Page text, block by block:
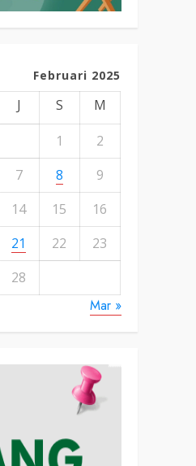
Februari 2025
J S
M
1
2
7 8
9
14 15
16
21 22
23
28
Mar »